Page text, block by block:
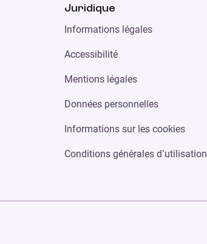
Juridique
Informations légales
Accessibilité
Mentions légales
Données personnelles
Informations sur les cookies
Conditions générales d’utilisation